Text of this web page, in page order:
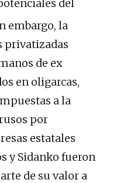
del
embargo, la
privatizadas
de ex
en oligarcas,
a la
por
estatales
y Sidanko fueron
de su valor a